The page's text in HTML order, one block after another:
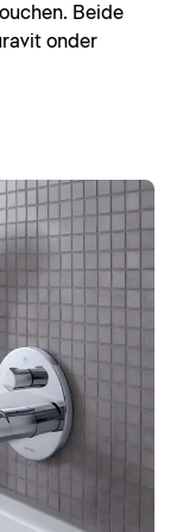
Beide
onder